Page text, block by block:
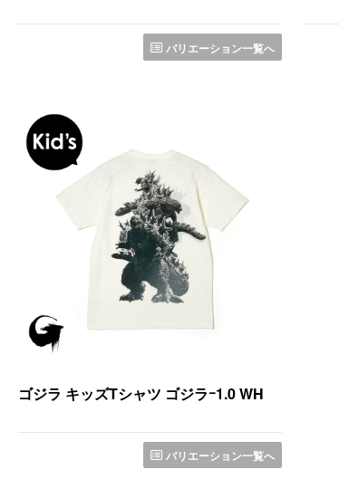
バリエーション一覧へ
ゴジラ キッズTシャツ ゴジラｰ1.0 WH
バリエーション一覧へ